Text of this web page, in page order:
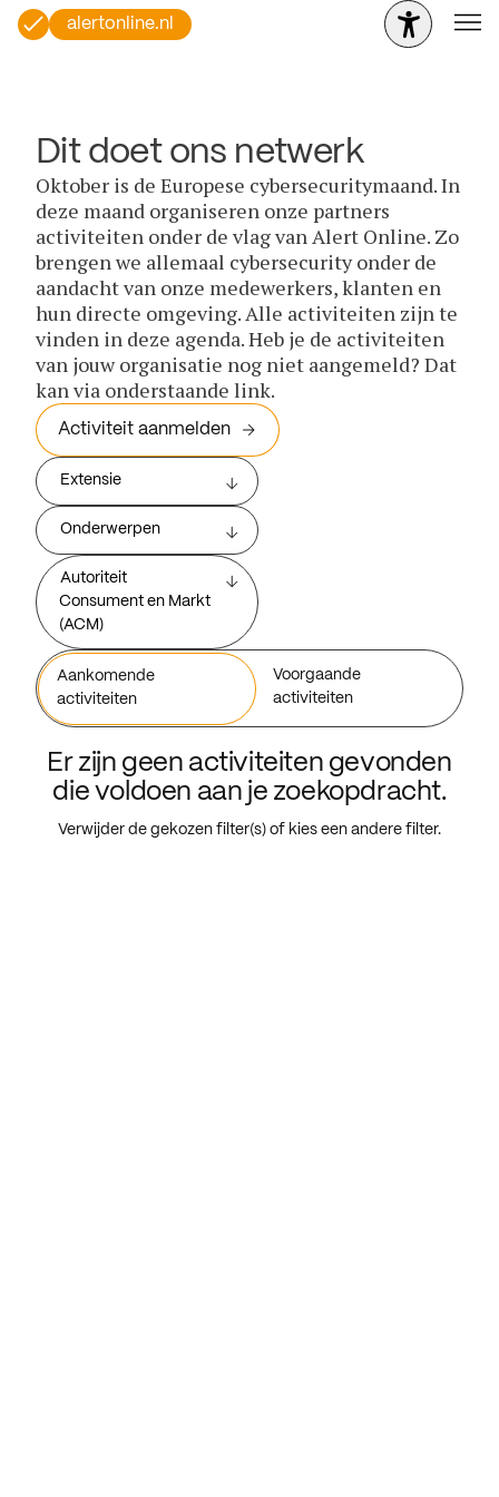
alertonline.nl
Dit doet ons netwerk
Oktober is de Europese cybersecuritymaand. In
deze maand organiseren onze partners
activiteiten onder de vlag van Alert Online. Zo
brengen we allemaal cybersecurity onder de
aandacht van onze medewerkers, klanten en
hun directe omgeving. Alle activiteiten zijn te
vinden in deze agenda. Heb je de activiteiten
van jouw organisatie nog niet aangemeld? Dat
kan via onderstaande link.
Activiteit aanmelden
Extensie
Onderwerpen
Autoriteit
Consument en Markt
(ACM)
Aankomende
activiteiten
Voorgaande
activiteiten
Er zijn geen activiteiten gevonden
die voldoen aan je zoekopdracht.
Verwijder de gekozen filter(s) of kies een andere filter.